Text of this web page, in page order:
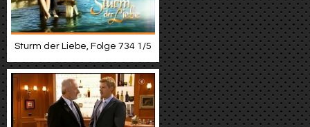
Sturm der Liebe, Folge 734 1/5